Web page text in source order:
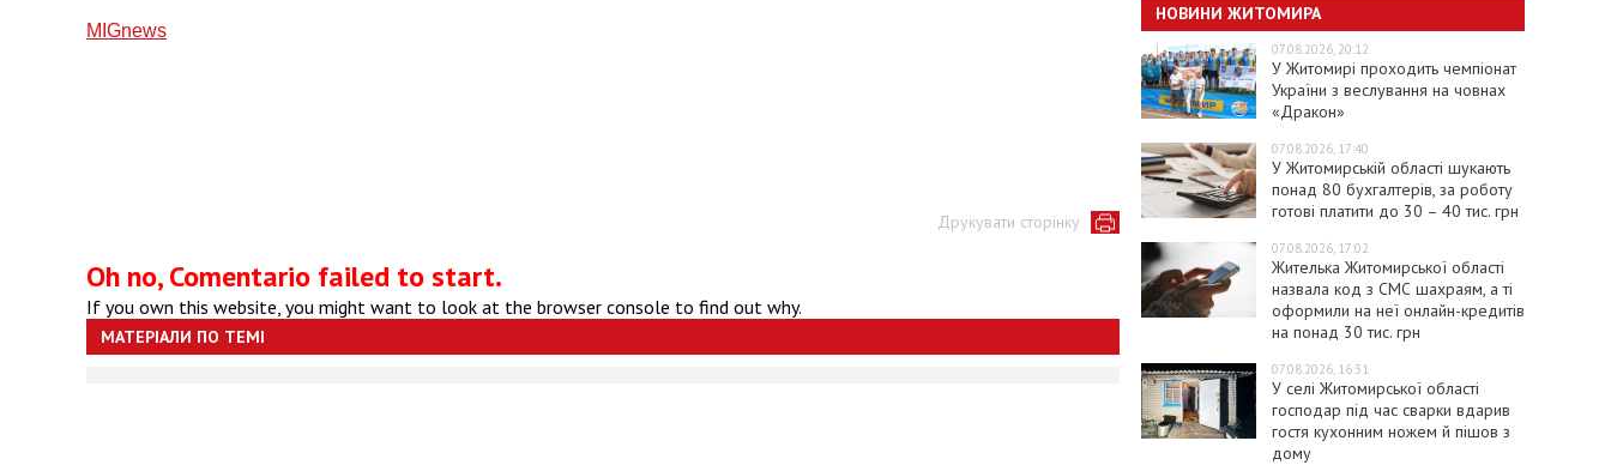
МIGnews
Друкувати сторінку
Oh no, Comentario failed to start.
If you own this website, you might want to look at the browser console to find out why.
МАТЕРІАЛИ ПО ТЕМІ
НОВИНИ ЖИТОМИРА
07.08.2026, 20:12
У Житомирі проходить чемпіонат
України з веслування на човнах
«Дракон»
07.08.2026, 17:40
У Житомирській області шукають
понад 80 бухгалтерів, за роботу
готові платити до 30 – 40 тис. грн
07.08.2026, 17:02
Жителька Житомирської області
назвала код з СМС шахраям, а ті
оформили на неї онлайн-кредитів
на понад 30 тис. грн
07.08.2026, 16:31
У селі Житомирської області
господар під час сварки вдарив
гостя кухонним ножем й пішов з
дому